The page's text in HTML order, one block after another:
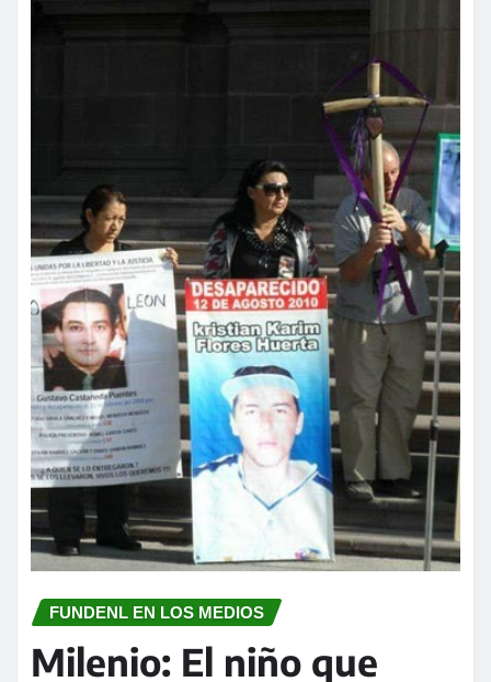
FUNDENL EN LOS MEDIOS
Milenio: El niño que